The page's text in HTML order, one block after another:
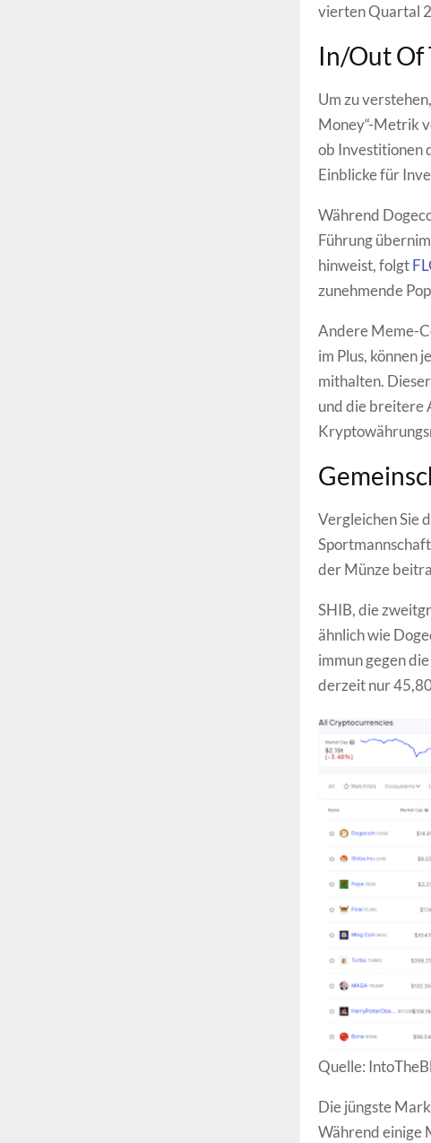
vierten Quartal
In/Out
Um zu
Money“-Metrik
ob Investitionen
Einblicke für
Während
Führung
hinweist, folgt
zunehmende
Andere Meme-
im Plus, können
mithalten.
und die breitere
Vergleichen Sie
der Münze
SHIB, die
ähnlich wie
immun gegen
derzeit nur
Quelle:
Die jüngste
Während einige